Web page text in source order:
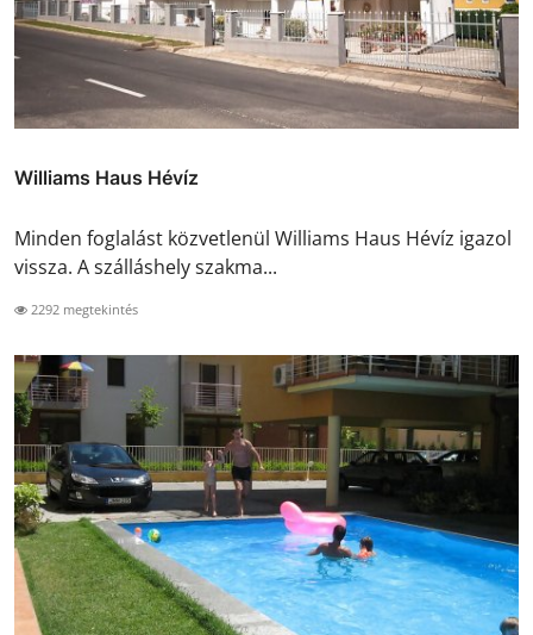
Williams Haus Hévíz
Minden foglalást közvetlenül Williams Haus Hévíz igazol
vissza. A szálláshely szakma...
2292 megtekintés